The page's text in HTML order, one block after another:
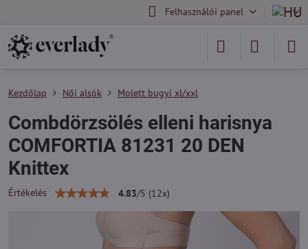
Felhasználói panel
Kezdőlap Női alsók Molett bugyi xl/xxl
Combdörzsölés elleni harisnya
COMFORTIA 81231 20 DEN
Knittex
Értékelés 4.83/5 (12x)